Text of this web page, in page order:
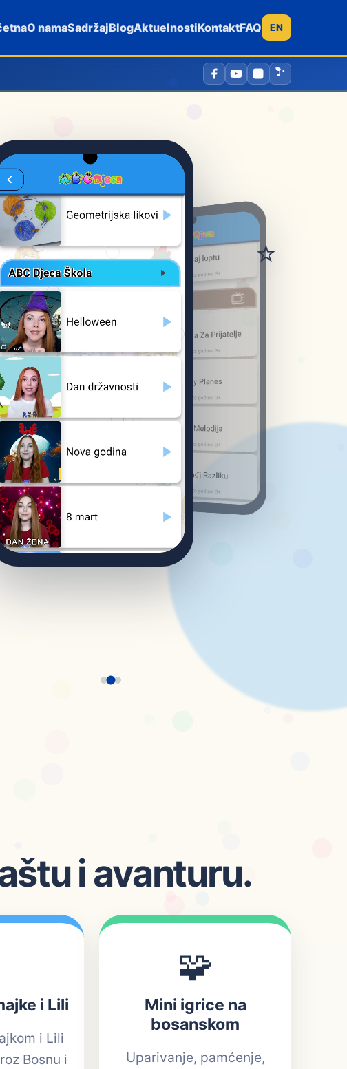
O namaSadržajBlogAktuelnostiKontaktFAQ EN
⭐
i avanturu.
i Lili
i Lili
Bosnu i
🧩
Mini igrice na
bosanskom
Uparivanje, pamćenje,